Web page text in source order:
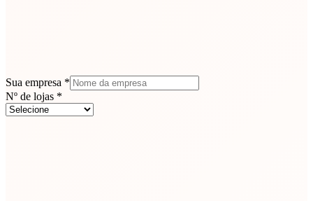
Sua empresa *
Nº de lojas *